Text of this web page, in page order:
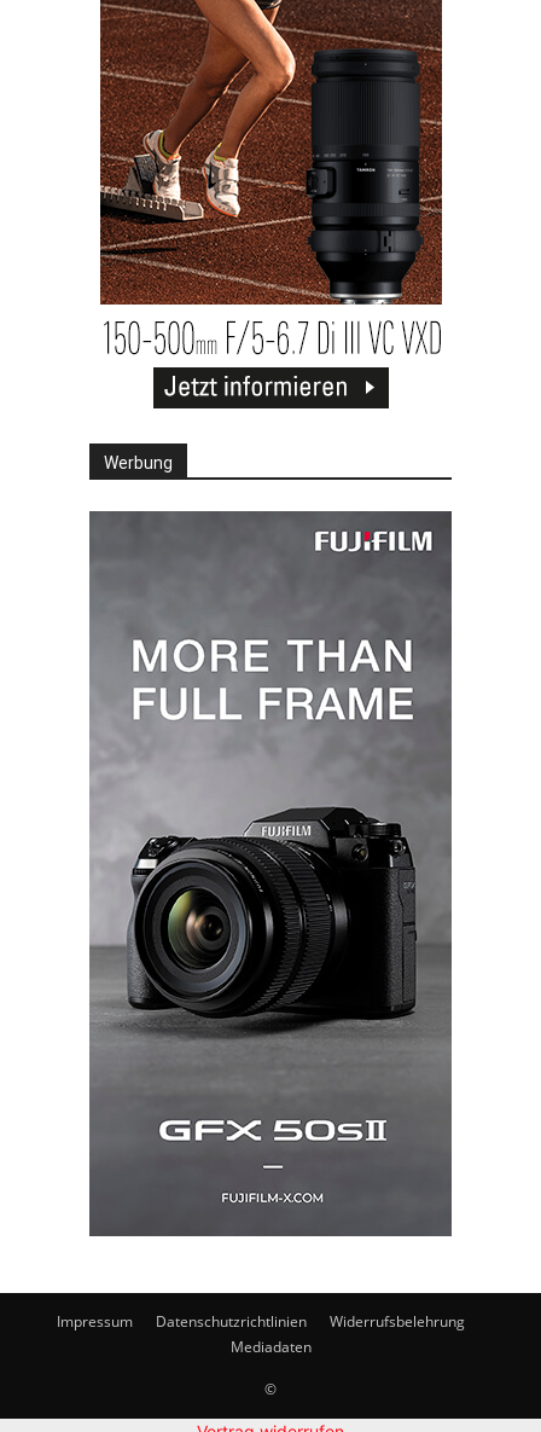
Werbung
Impressum Datenschutzrichtlinien
Widerrufsbelehrung
Mediadaten
©